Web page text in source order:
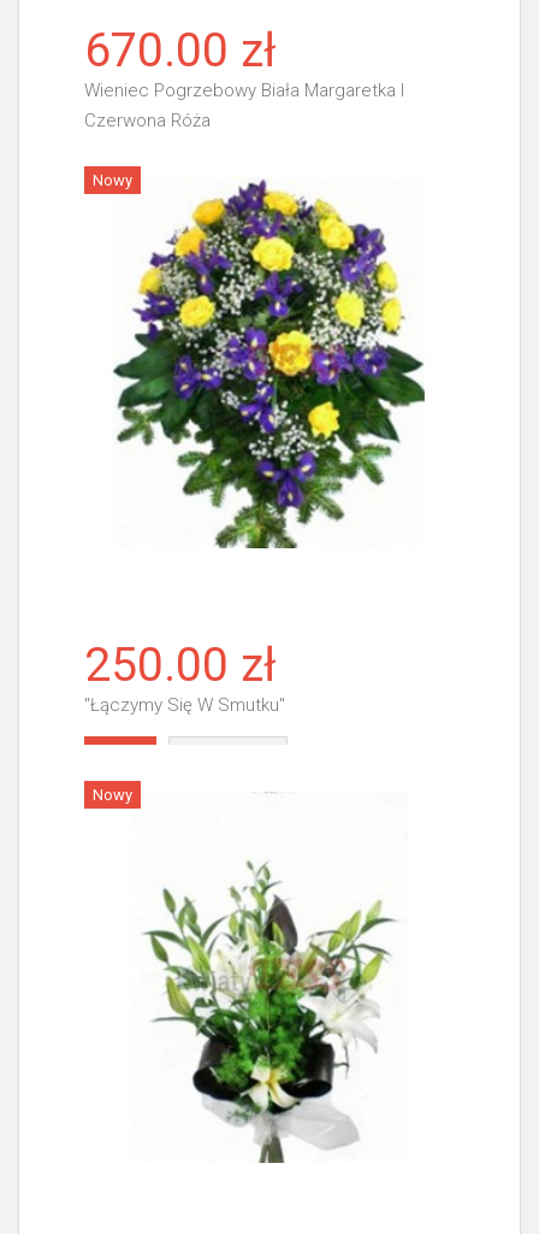
670.00 zł
Wieniec Pogrzebowy Biała Margaretka I
Czerwona Róża
Więcej
Nowy
250.00 zł
"Łączymy Się W Smutku"
Nowy